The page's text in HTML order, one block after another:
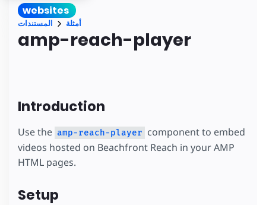
websites
المستندات أمثلة
amp-reach-player
Introduction
Use the amp-reach-player component to embed
videos hosted on Beachfront Reach in your AMP
HTML pages.
Setup